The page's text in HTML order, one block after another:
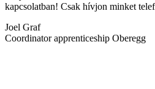
kapcsolatban! Csak hívjon minket
Joel Graf
Coordinator apprenticeship Oberegg